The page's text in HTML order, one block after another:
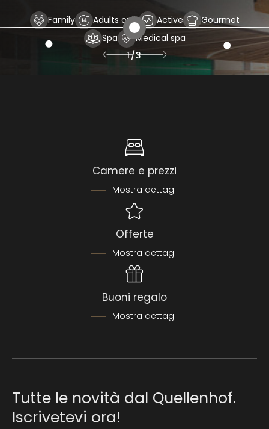
Family Adults only Active
Gourmet
Spa
Medical spa
1/3
Camere e prezzi
Mostra dettagli
Offerte
Mostra dettagli
Buoni regalo
Mostra dettagli
Tutte le novità dal Quellenhof.
Iscrivetevi ora!